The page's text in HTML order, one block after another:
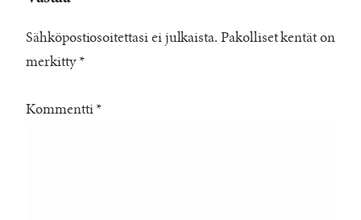
Sähköpostiosoitettasi ei julkaista. Pakolliset kentät on
merkitty *
Kommentti *